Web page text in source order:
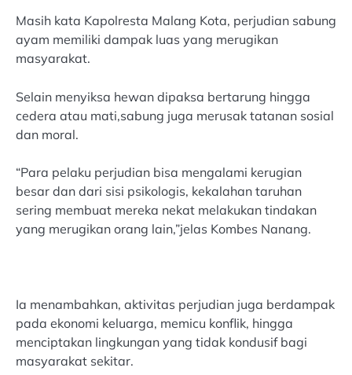
Masih kata Kapolresta Malang Kota, perjudian sabung
ayam memiliki dampak luas yang merugikan
masyarakat.
Selain menyiksa hewan dipaksa bertarung hingga
cedera atau mati,sabung juga merusak tatanan sosial
dan moral.
“Para pelaku perjudian bisa mengalami kerugian
besar dan dari sisi psikologis, kekalahan taruhan
sering membuat mereka nekat melakukan tindakan
yang merugikan orang lain,”jelas Kombes Nanang.
Ia menambahkan, aktivitas perjudian juga berdampak
pada ekonomi keluarga, memicu konflik, hingga
menciptakan lingkungan yang tidak kondusif bagi
masyarakat sekitar.